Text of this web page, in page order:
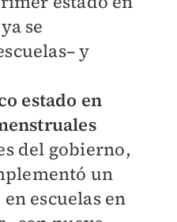
se
y
estado en
del gobierno,
un
escuelas en